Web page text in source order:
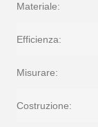
Materiale:
Efficienza:
Misurare:
Costruzione: